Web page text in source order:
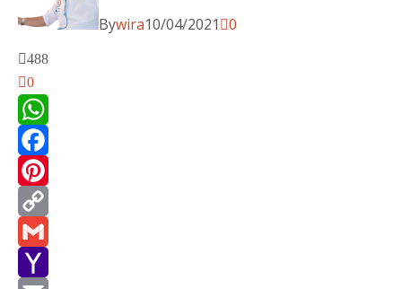
Bywira10/04/2021 0
488
0
WhatsApp
Facebook
Pinterest
Copy
Link
Gmail